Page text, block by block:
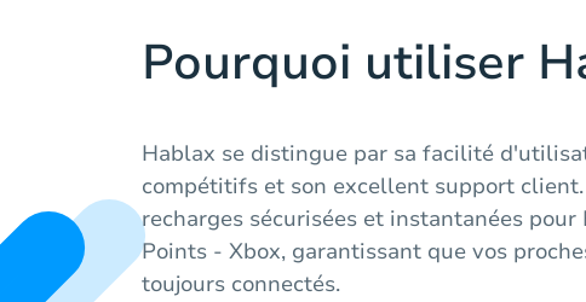
Pourquoi utiliser
Hablax se distingue par sa facilité
compétitifs et son excellent support
recharges sécurisées et instantanées pour
Points - Xbox, garantissant que vos
toujours connectés.